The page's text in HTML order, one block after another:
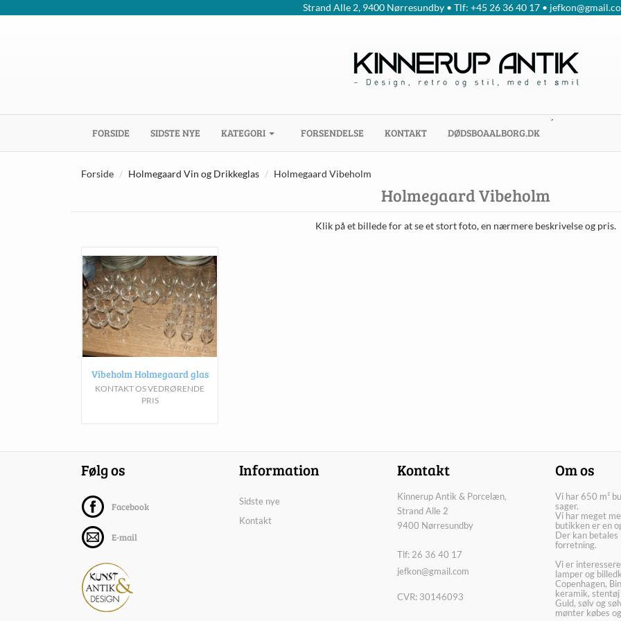
Strand Alle 2, 9400 Nørresundby • Tlf: +45 26 36 40 17 •
FORSIDE (CURRENT)
SIDSTE NYE KATEGORI FORSENDELSE KONTAKT DØDSBOAALBORG.DK
´
Forside Holmegaard Vin og Drikkeglas Holmegaard Vibeholm
Holmegaard Vibeholm
Klik på et billede for at se et stort foto, en nærmere beskrivelse og pris.
Vibeholm Holmegaard glas
KONTAKT OS VEDRØRENDE
PRIS
Følg os
Facebook
E-mail
Information
Sidste nye
Kontakt
Kontakt
Kinnerup Antik & Porcelæn,
Strand Alle 2
9400 Nørresundby
Tlf: 26 36 40 17
jefkon@gmail.com
CVR: 30146093
Om os
Vi har 650 m²
sager.
Vi har meget
butikken er en
Der kan
forretning.
Vi er
lamper og
Copenhagen,
keramik,
Guld, sølv og
mønter købes